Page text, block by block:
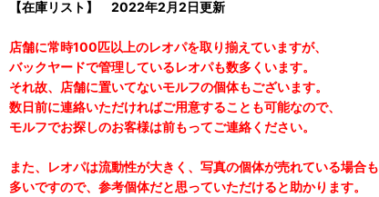
【在庫リスト】 2022年2月2日更新
店舗に常時100匹以上のレオパを取り揃えていますが、
バックヤードで管理しているレオパも数多くいます。
それ故、店舗に置いてないモルフの個体もございます。
数日前に連絡いただければご用意することも可能なので、
モルフでお探しのお客様は前もってご連絡ください。
また、レオパは流動性が大きく、写真の個体が売れている場合も
多いですので、参考個体だと思っていただけると助かります。